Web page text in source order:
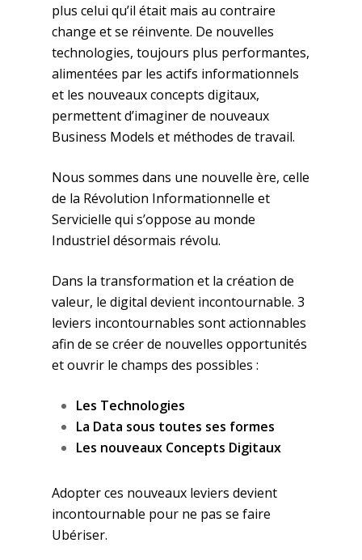
plus celui qu’il était mais au contraire
change et se réinvente. De nouvelles
technologies, toujours plus performantes,
alimentées par les actifs informationnels
et les nouveaux concepts digitaux,
permettent d’imaginer de nouveaux
Business Models et méthodes de travail.
Nous sommes dans une nouvelle ère, celle
de la Révolution Informationnelle et
Servicielle qui s’oppose au monde
Industriel désormais révolu.
Dans la transformation et la création de
valeur, le digital devient incontournable. 3
leviers incontournables sont actionnables
afin de se créer de nouvelles opportunités
et ouvrir le champs des possibles :
Les Technologies
La Data sous toutes ses formes
Les nouveaux Concepts Digitaux
Adopter ces nouveaux leviers devient
incontournable pour ne pas se faire
Ubériser.